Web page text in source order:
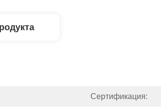
Сертификация: